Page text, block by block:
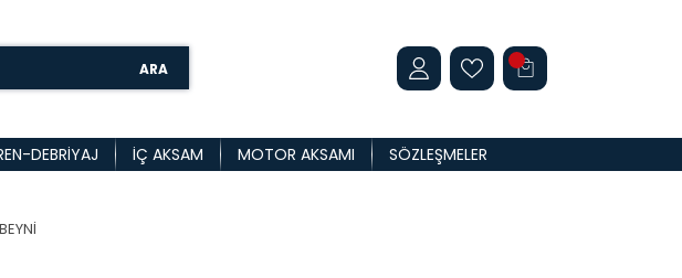
ARA
DEBRIYAJ İÇ AKSAM MOTOR AKSAMI SÖZLEŞMELER